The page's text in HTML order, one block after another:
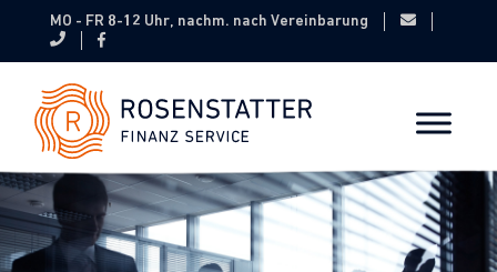
MO - FR 8-12 Uhr, nachm. nach Vereinbarung